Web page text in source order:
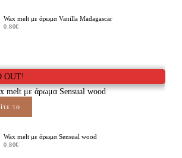
Wax melt με άρωμα Vanilla Madagascar
0.80€
OUT!
το
Wax melt με άρωμα Sensual wood
0.80€